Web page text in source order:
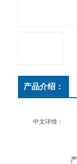
产品介绍：
中文详情：